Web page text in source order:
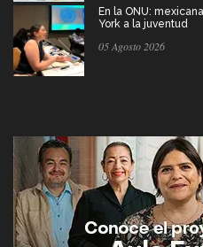
En la ONU:
York a la juventud
05 Agosto 2026